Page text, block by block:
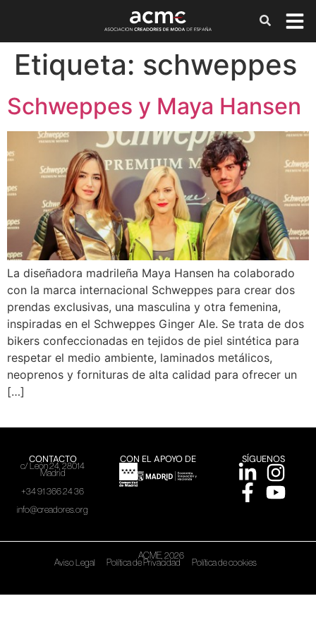
Etiqueta: schweppes
Schweppes y Maya Hansen
La diseñadora madrileña Maya Hansen ha colaborado
con la marca internacional Schweppes para crear dos
prendas exclusivas, una masculina y otra femenina,
inspiradas en el Schweppes Ginger Ale. Se trata de dos
bikers confeccionadas en tejidos de piel sintética para
respetar el medio ambiente, laminados metálicos,
neoprenos y fornituras de alta calidad para ofrecer un
[…]
CONTACTO
c/ León 24, 28014
Madrid
+34 91 366 24 36
info@creadores.org
CON EL APOYO DE SÍGUENOS
ACME, 2026
Aviso Legal Política de Privacidad Política de cookies